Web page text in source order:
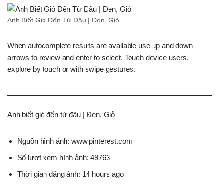
Anh Biết Gió Đến Từ Đâu | Đen, Giỏ
When autocomplete results are available use up and down
arrows to review and enter to select. Touch device users,
explore by touch or with swipe gestures.
Anh biết gió đến từ đâu | Đen, Giỏ
Nguồn hình ảnh: www.pinterest.com
Số lượt xem hình ảnh: 49763
Thời gian đăng ảnh: 14 hours ago